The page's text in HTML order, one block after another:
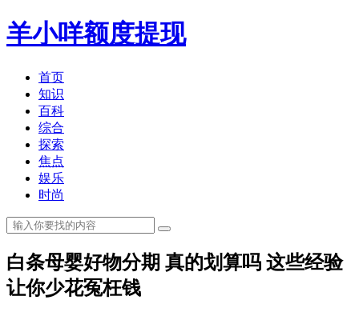
羊小咩额度提现
首页
知识
百科
综合
探索
焦点
娱乐
时尚
白条母婴好物分期 真的划算吗 这些经验
让你少花冤枉钱